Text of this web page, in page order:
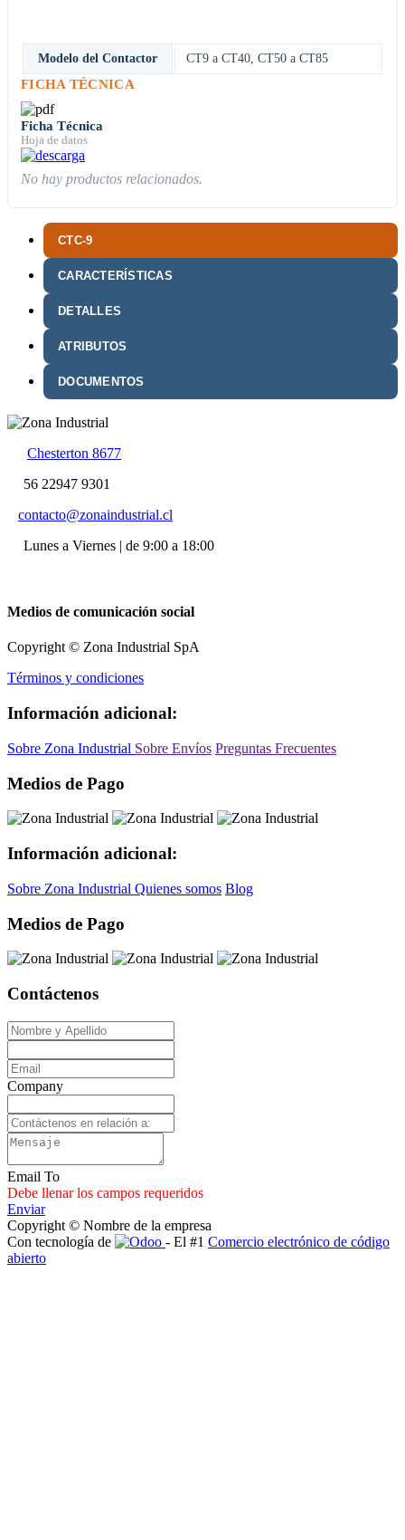
CTC-9
CARACTERÍSTICAS
DETALLES
ATRIBUTOS
DOCUMENTOS
Modelo del Contactor CT9 a CT40 CT50 a CT85
FICHA TÉCNICA
Ficha Técnica
Hoja de datos
No hay productos relacionados.
Chesterton 8677
56 22947 9301
contacto@zonaindustrial.cl
Lunes a Viernes | de 9:00 a 18:00
Medios de comunicación social
Copyright © Zona Industrial SpA
Términos y condiciones
Información adicional:
Sobre Zona Industrial Sobre Envíos Preguntas Frecuentes
Medios de Pago
Información adicional:
Sobre Zona Industrial Quienes somos Blog
Medios de Pago
Contáctenos
Company
Email To
Debe llenar los campos requeridos
Enviar
Copyright © Nombre de la empresa
Con tecnología de
- El #1 Comercio electrónico de código
abierto